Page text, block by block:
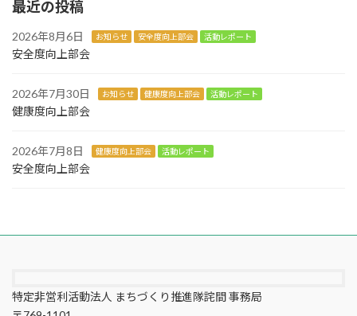
最近の投稿
2026年8月6日 お知らせ 安全度向上部会 活動レポート
安全度向上部会
2026年7月30日 お知らせ 健康度向上部会 活動レポート
健康度向上部会
2026年7月8日 健康度向上部会 活動レポート
安全度向上部会
特定非営利活動法人 まちづくり推進隊詫間 事務局